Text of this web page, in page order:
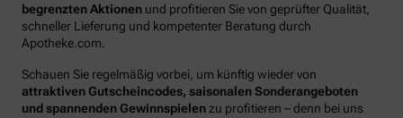
begrenzten Aktionen und profitieren Sie von geprüfter Qualität,
schneller Lieferung und kompetenter Beratung durch
Apotheke.com.
Schauen Sie regelmäßig vorbei, um künftig wieder von
attraktiven Gutscheincodes, saisonalen Sonderangeboten
und spannenden Gewinnspielenzu profitieren – denn bei uns